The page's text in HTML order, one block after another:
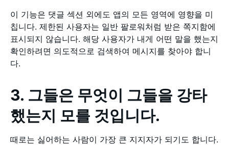
이 기능은 댓글 섹션 외에도 앱의 모든 영역에 영향을 미
칩니다. 제한된 사용자는 일반 팔로워처럼 받은 쪽지함에
표시되지 않습니다. 해당 사용자가 내게 어떤 말을 했는지
확인하려면 의도적으로 검색하여 메시지를 찾아야 합니
다.
3. 그들은 무엇이 그들을 강타
했는지 모를 것입니다.
때로는 싫어하는 사람이 가장 큰 지지자가 되기도 합니다.